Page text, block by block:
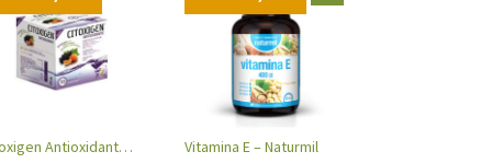
Citoxigen Antioxidante 30 ampolas Vitamina E – Naturmil